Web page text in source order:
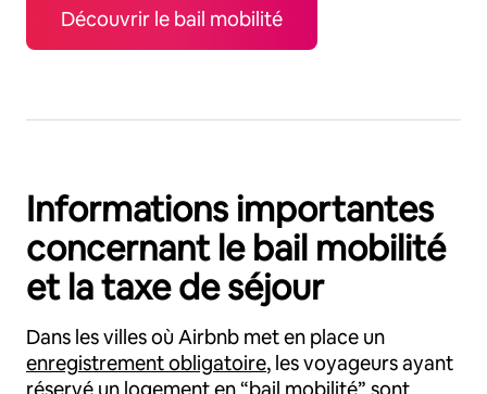
Découvrir le bail mobilité
Informations importantes
concernant le bail mobilité
et la taxe de séjour
Dans les villes où Airbnb met en place un
enregistrement obligatoire, les voyageurs ayant